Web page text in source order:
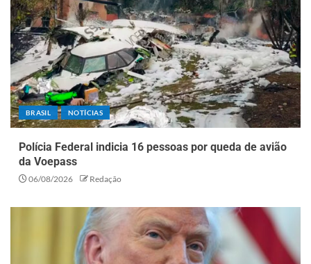
BRASIL NOTÍCIAS
Polícia Federal indicia 16 pessoas por queda de avião
da Voepass
06/08/2026 Redação